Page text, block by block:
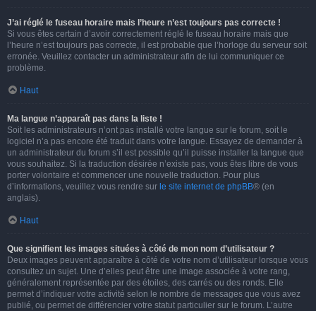
J’ai réglé le fuseau horaire mais l’heure n’est toujours pas correcte !
Si vous êtes certain d’avoir correctement réglé le fuseau horaire mais que
l’heure n’est toujours pas correcte, il est probable que l’horloge du serveur soit
erronée. Veuillez contacter un administrateur afin de lui communiquer ce
problème.
Haut
Ma langue n’apparaît pas dans la liste !
Soit les administrateurs n’ont pas installé votre langue sur le forum, soit le
logiciel n’a pas encore été traduit dans votre langue. Essayez de demander à
un administrateur du forum s’il est possible qu’il puisse installer la langue que
vous souhaitez. Si la traduction désirée n’existe pas, vous êtes libre de vous
porter volontaire et commencer une nouvelle traduction. Pour plus
d’informations, veuillez vous rendre sur le site internet de phpBB® (en
anglais).
Haut
Que signifient les images situées à côté de mon nom d’utilisateur ?
Deux images peuvent apparaître à côté de votre nom d’utilisateur lorsque vous
consultez un sujet. Une d’elles peut être une image associée à votre rang,
généralement représentée par des étoiles, des carrés ou des ronds. Elle
permet d’indiquer votre activité selon le nombre de messages que vous avez
publié, ou permet de différencier votre statut particulier sur le forum. L’autre